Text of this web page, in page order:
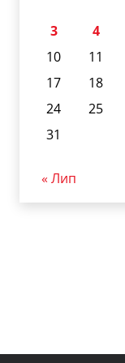
3
4
10
11
17
18
24
25
31
« Лип